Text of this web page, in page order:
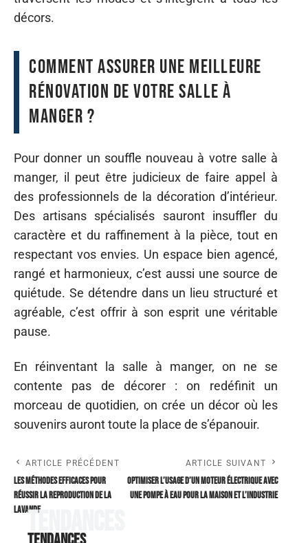
décors.
Comment assurer une meilleure
rénovation de votre salle à
manger ?
Pour donner un souffle nouveau à votre salle à
manger, il peut être judicieux de faire appel à
des professionnels de la décoration d’intérieur.
Des artisans spécialisés sauront insuffler du
caractère et du raffinement à la pièce, tout en
respectant vos envies. Un espace bien agencé,
rangé et harmonieux, c’est aussi une source de
quiétude. Se détendre dans un lieu structuré et
agréable, c’est offrir à son esprit une véritable
pause.
En réinventant la salle à manger, on ne se
contente pas de décorer : on redéfinit un
morceau de quotidien, on crée un décor où les
souvenirs auront toute la place de s’épanouir.
ARTICLE PRÉCÉDENT
Les méthodes efficaces pour
réussir la reproduction de la
lavande
ARTICLE SUIVANT
Optimiser l’usage d’un moteur électrique avec
une pompe à eau pour la maison et l’industrie
Tendances